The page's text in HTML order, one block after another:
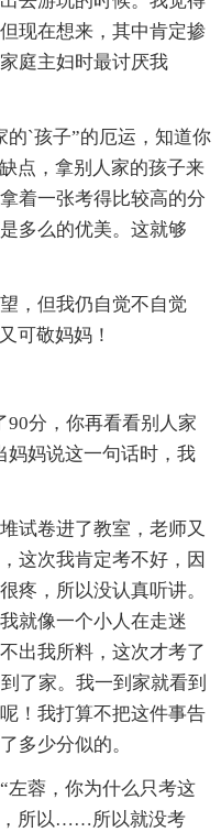
现在想来，其中肯定掺
庭主妇时最讨厌我
`孩子”的厄运，知道你
点，拿别人家的孩子来
着一张考得比较高的分
多么的优美。这就够
，但我仍自觉不自觉
可敬妈妈！
分，你再看看别人家
妈妈说这一句话时，我
卷进了教室，老师又
这次我肯定考不好，因
疼，所以没认真听讲。
就像一个小人在走迷
出我所料，这次才考了
了家。我一到家就看到
！我打算不把这件事告
多少分似的。
蓉，你为什么只考这
，所以……所以就没考